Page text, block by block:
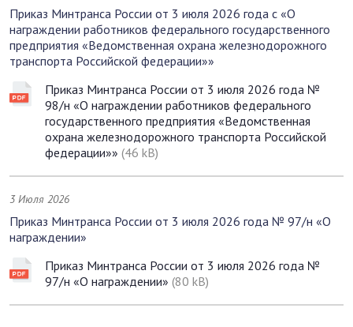
Приказ Минтранса России от 3 июля 2026 года с «О
награждении работников федерального государственного
предприятия «Ведомственная охрана железнодорожного
транспорта Российской федерации»»
Приказ Минтранса России от 3 июля 2026 года №
98/н «О награждении работников федерального
государственного предприятия «Ведомственная
охрана железнодорожного транспорта Российской
федерации»» (46 kB)
3 Июля 2026
Приказ Минтранса России от 3 июля 2026 года № 97/н «О
награждении»
Приказ Минтранса России от 3 июля 2026 года №
97/н «О награждении» (80 kB)